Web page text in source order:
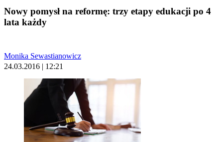
Nowy pomysł na reformę: trzy etapy edukacji po 4
lata każdy
Monika Sewastianowicz
24.03.2016 | 12:21